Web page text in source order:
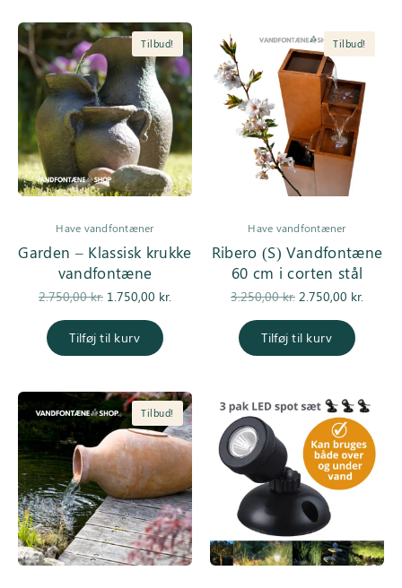
Tilbud!
Have vandfontæner
Garden – Klassisk krukke
vandfontæne
2.750,00kr.
Den
pris var:
2.750,00 kr..
1.750,00 kr.
Tilføj til kurv
Tilbud!
Have vandfontæner
Ribero (S) Vandfontæne
60 cm i corten stål
3.250,00kr.
Den
pris var:
3.250,00 kr..
2.750,00 kr.
Tilføj til kurv
Tilbud!